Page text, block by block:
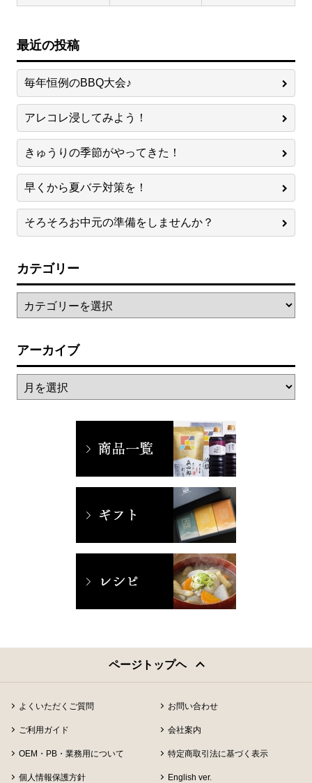
最近の投稿
毎年恒例のBBQ大会♪
アレコレ浸してみよう！
きゅうりの季節がやってきた！
早くから夏バテ対策を！
そろそろお中元の準備をしませんか？
カテゴリー
アーカイブ
ページトップヘ
よくいただくご質問 お問い合わせ
ご利用ガイド 会社案内
OEM・PB・業務用について 特定商取引法に基づく表示
個人情報保護方針 English ver.